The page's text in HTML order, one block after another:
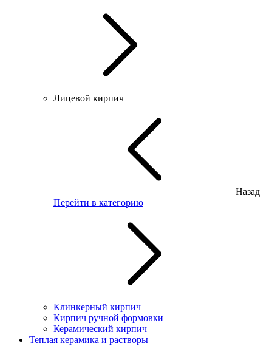
Лицевой кирпич
Назад
Перейти в категорию
Клинкерный кирпич
Кирпич ручной формовки
Керамический кирпич
Теплая керамика и растворы